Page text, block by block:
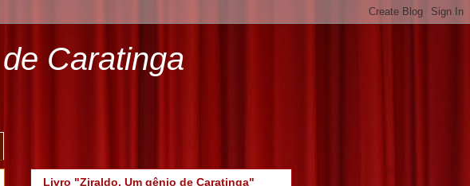
Caratinga
Livro "Ziraldo, Um gênio de Caratinga"